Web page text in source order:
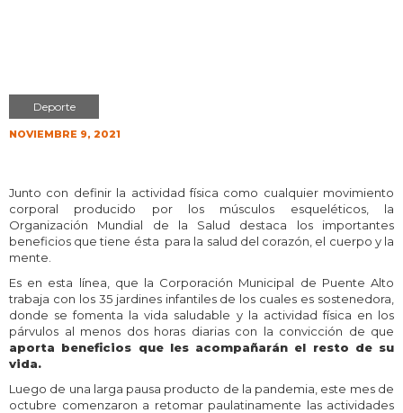
Deporte
NOVIEMBRE 9, 2021
Junto con definir la actividad física como cualquier movimiento
corporal producido por los músculos esqueléticos, la
Organización Mundial de la Salud destaca los importantes
beneficios que tiene ésta para la salud del corazón, el cuerpo y la
mente.
Es en esta línea, que la Corporación Municipal de Puente Alto
trabaja con los 35 jardines infantiles de los cuales es sostenedora,
donde se fomenta la vida saludable y la actividad física en los
párvulos al menos dos horas diarias con la convicción de que
aporta beneficios que les acompañarán el resto de su
vida.
Luego de una larga pausa producto de la pandemia, este mes de
octubre comenzaron a retomar paulatinamente las actividades